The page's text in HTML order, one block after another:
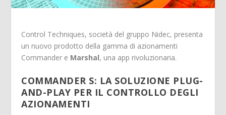
Control Techniques, società del gruppo Nidec, presenta
un nuovo prodotto della gamma di azionamenti
Commander e Marshal, una app rivoluzionaria.
COMMANDER S: LA SOLUZIONE PLUG-
AND-PLAY PER IL CONTROLLO DEGLI
AZIONAMENTI